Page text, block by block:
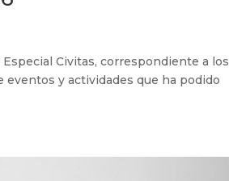
Civitas, correspondiente a los
y actividades que ha podido